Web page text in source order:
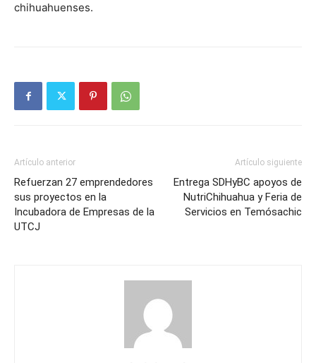
chihuahuenses.
Artículo anterior
Refuerzan 27 emprendedores
sus proyectos en la
Incubadora de Empresas de la
UTCJ
Artículo siguiente
Entrega SDHyBC apoyos de
NutriChihuahua y Feria de
Servicios en Temósachic